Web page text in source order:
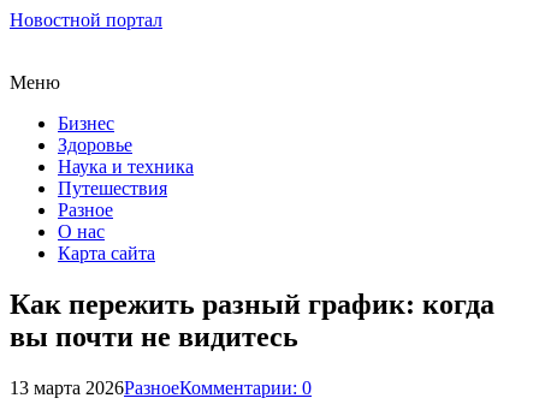
Новостной портал
Меню
Бизнес
Здоровье
Наука и техника
Путешествия
Разное
О нас
Карта сайта
Как пережить разный график: когда
вы почти не видитесь
13 марта 2026РазноеКомментарии: 0